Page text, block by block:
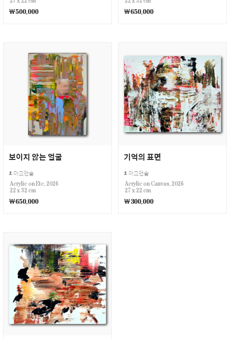
￦500,000 ￦650,000
보이지 않는 얼굴
마크앤솔
Acrylic on Etc, 2026
22 x 32 cm
￦650,000
기억의 표면
마크앤솔
Acrylic on Canvas, 2026
27 x 22 cm
￦300,000